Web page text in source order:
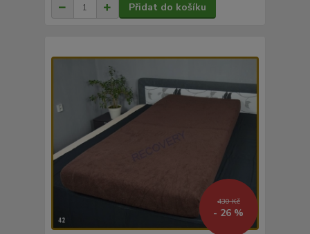
Přidat do košíku
430 Kč
- 26 %